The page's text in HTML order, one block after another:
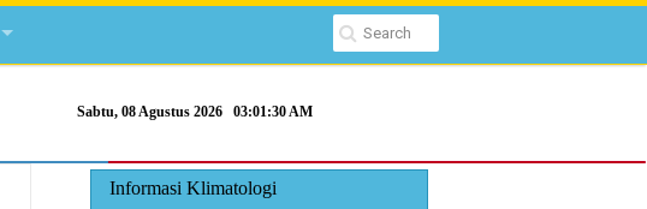
Sabtu, 08 Agustus 2026 03:01:30 AM
Informasi Klimatologi